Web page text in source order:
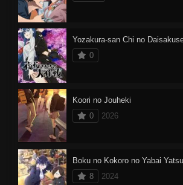
Yozakura-san Chi no
0
Koori no Jouheki
0
2026
Boku no Kokoro no Yabai
8
2024